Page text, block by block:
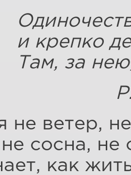
держи
нею,
не ветер,
сосна, не
как